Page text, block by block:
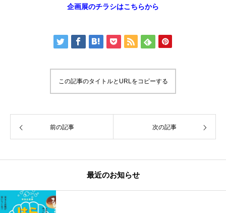
企画展のチラシはこちらから
この記事のタイトルとURLをコピーする
前の記事 次の記事
最近のお知らせ